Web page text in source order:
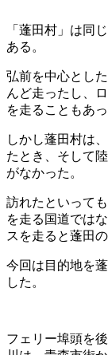
「蓬田村」は同
ある。
弘前を中心とし
んど走ったし、
を走ることもあっ
しかし蓬田村は
たとき、そして
がなかった。
訪れたといって
を走る国道では
スを走ると蓬田
今回は目的地を
した。
フェリー埠頭を